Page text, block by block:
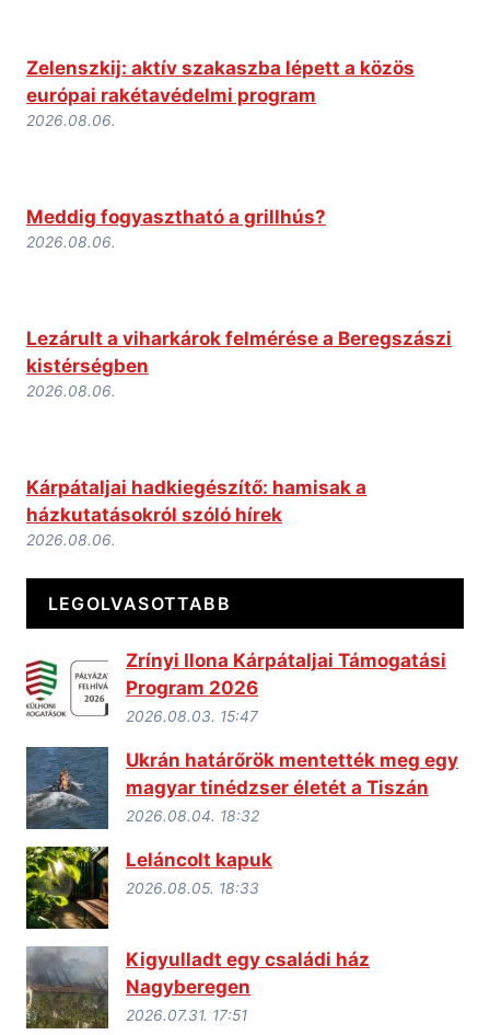
Zelenszkij: aktív szakaszba lépett a közös
európai rakétavédelmi program
2026.08.06.
Meddig fogyasztható a grillhús?
2026.08.06.
Lezárult a viharkárok felmérése a Beregszászi
kistérségben
2026.08.06.
Kárpátaljai hadkiegészítő: hamisak a
házkutatásokról szóló hírek
2026.08.06.
LEGOLVASOTTABB
Zrínyi Ilona Kárpátaljai Támogatási
Program 2026
2026.08.03. 15:47
Ukrán határőrök mentették meg egy
magyar tinédzser életét a Tiszán
2026.08.04. 18:32
Leláncolt kapuk
2026.08.05. 18:33
Kigyulladt egy családi ház
Nagyberegen
2026.07.31. 17:51